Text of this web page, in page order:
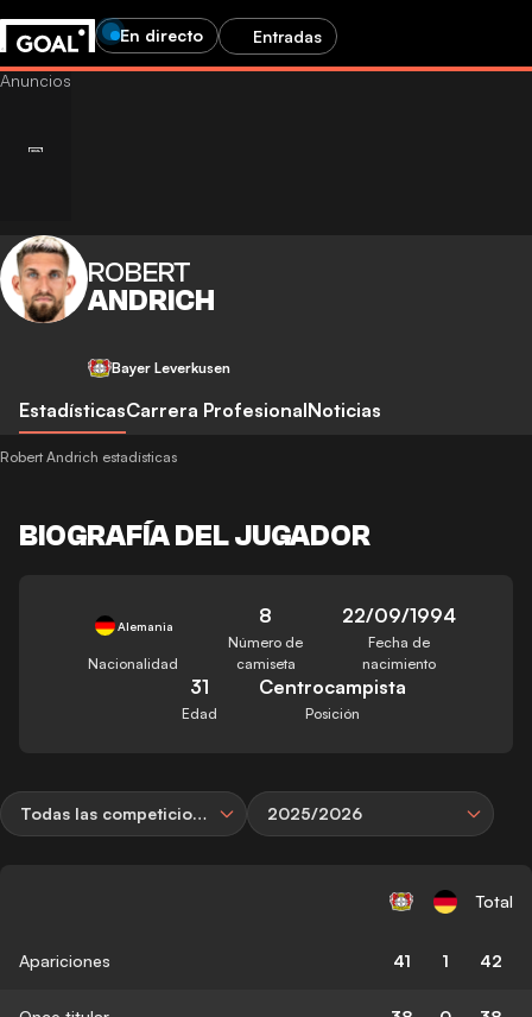
En directo Entradas
ROBERT
ANDRICH
Bayer Leverkusen
EstadísticasCarrera ProfesionalNoticias
Robert Andrich estadísticas
BIOGRAFÍA DEL JUGADOR
Alemania
Nacionalidad
8
Número de
camiseta
22/09/1994
Fecha de
nacimiento
31
Edad
Centrocampista
Posición
Todas las competiciones 2025/2026
Total
Apariciones 41 1 42